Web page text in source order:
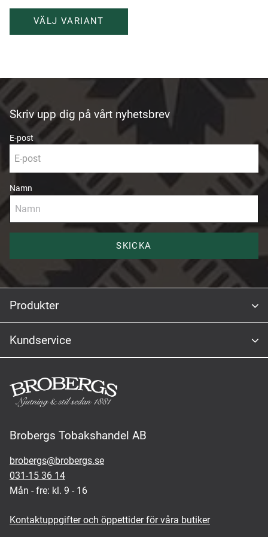
Skriv upp dig på vårt nyhetsbrev
E-post
Namn
SKICKA
Produkter
Kundservice
Brobergs Tobakshandel AB
brobergs@brobergs.se
031-15 36 14
Mån - fre: kl. 9 - 16
Kontaktuppgifter och öppettider för våra butiker